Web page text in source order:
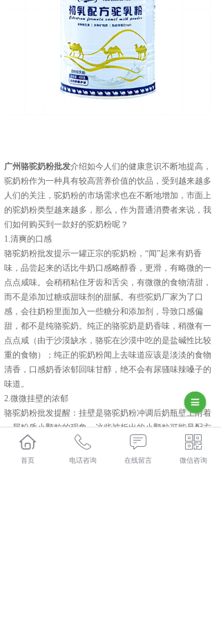
广州骆驼奶粉批发介绍如今人们的健康意识不断地提高，
驼奶粉作为一种具有较高营养价值的饮品，受到越来越多
人们的关注，驼奶粉的市场需求也在不断地增加，市面上
的驼奶粉类型越来越多，那么，作为普通消费者来说，我
们如何购买到一款好的驼奶粉呢？
1.清爽的口感
骆驼奶粉批发提示一罐正宗的驼奶粉，“闻”起来有奶香
味，品尝起来的话比牛奶口感略醇香，更滑，有略微的一
点点咸味。会稍稍粘住牙齿和舌尖，有微微的食物清甜，
而不是添加过糖或甜味剂的甜腻。有些驼奶厂家为了口
感，会往奶粉里面加入一些糖分和添加剂，导致口感偏
甜，都不是纯骆驼奶。纯正的骆驼奶是奶香味，稍微有一
点点咸（由于沙漠缺水，骆驼在沙漠中吃的是盐碱性比较
重的食物）；纯正的驼奶粉闻上去味道应该是淡淡的食物
清香，口感奶香浓郁回味甘醇，绝不会有尿骚味辣嗓子的
味道。
2.微微挂壁的浓郁
骆驼奶粉批发提醒：挂壁是骆驼奶粉冲调后奶瓶壁上附着
一层粉质小颗粒的现象。这些被析出的小颗粒可能是配方
中未完全溶于水的蛋白质、脂肪或是其他营养物质。无添
加且蛋白质及营养含量高的好骆驼奶粉，在冲调完成倒入
首页 电话咨询 在线留言 微信咨询